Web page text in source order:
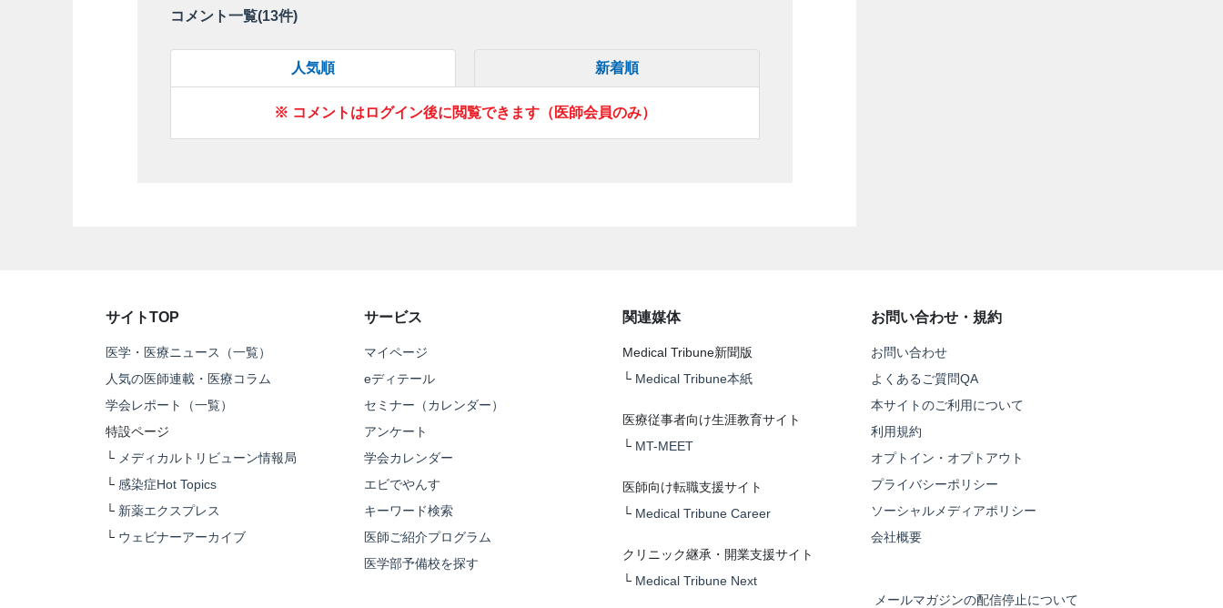
コメント一覧(13件)
人気順 新着順
※ コメントはログイン後に閲覧できます（医師会員のみ）
サイトTOP
医学・医療ニュース（一覧）
人気の医師連載・医療コラム
学会レポート（一覧）
特設ページ
└ メディカルトリビューン情報局
└ 感染症Hot Topics
└ 新薬エクスプレス
└ ウェビナーアーカイブ
サービス
マイページ
eディテール
セミナー（カレンダー）
アンケート
学会カレンダー
エビでやんす
キーワード検索
医師ご紹介プログラム
医学部予備校を探す
関連媒体
Medical Tribune新聞版
└ Medical Tribune本紙
医療従事者向け生涯教育サイト
└ MT-MEET
医師向け転職支援サイト
└ Medical Tribune Career
クリニック継承・開業支援サイト
└ Medical Tribune Next
お問い合わせ・規約
お問い合わせ
よくあるご質問QA
本サイトのご利用について
利用規約
オプトイン・オプトアウト
プライバシーポリシー
ソーシャルメディアポリシー
会社概要
メールマガジンの配信停止について